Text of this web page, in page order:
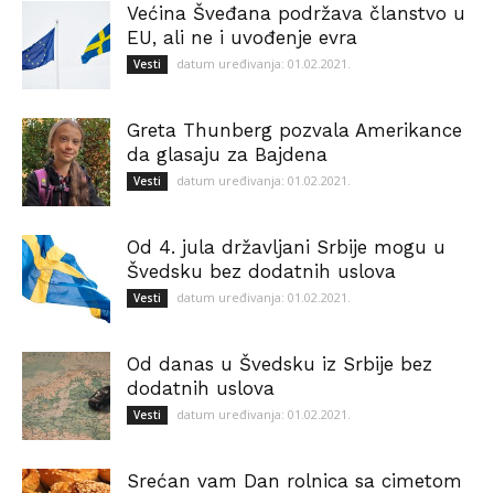
Većina Šveđana podržava članstvo u
EU, ali ne i uvođenje evra
Vesti datum uređivanja: 01.02.2021.
Greta Thunberg pozvala Amerikance
da glasaju za Bajdena
Vesti datum uređivanja: 01.02.2021.
Od 4. jula državljani Srbije mogu u
Švedsku bez dodatnih uslova
Vesti datum uređivanja: 01.02.2021.
Od danas u Švedsku iz Srbije bez
dodatnih uslova
Vesti datum uređivanja: 01.02.2021.
Srećan vam Dan rolnica sa cimetom